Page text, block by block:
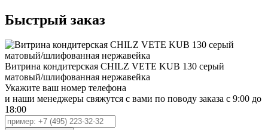
Быстрый заказ
Витрина кондитерская CHILZ VETE KUB 130 серый
матовый/шлифованная нержавейка
Укажите ваш номер телефона
и наши менеджеры свяжутся с вами по поводу заказа с 9:00 до
18:00